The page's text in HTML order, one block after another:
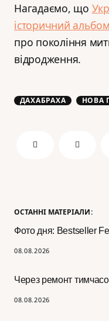
ОСТАННІ МАТЕРІАЛИ:
Фото дня: Bestseller
08.08.2026
Через ремонт
08.08.2026
Нагадаємо, що
історичний
про покоління
відродження.
ДАХАБРАХА НОВА